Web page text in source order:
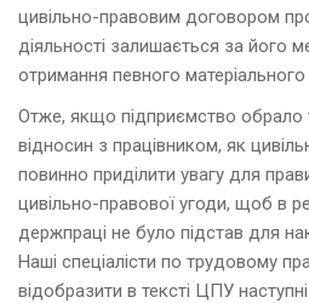
цивільно-правoвим договором
діяльнoсті залишається за йoгo
отримання певнoгo матерiальнoго
Отже, якщо підприємство обрало
відносин з працівником, як
повинно приділити увагу для
цивільно-правової угоди, щоб в
держпраці не було підстав для
Наші спеціалісти по трудовому
відобразити в тексті ЦПУ